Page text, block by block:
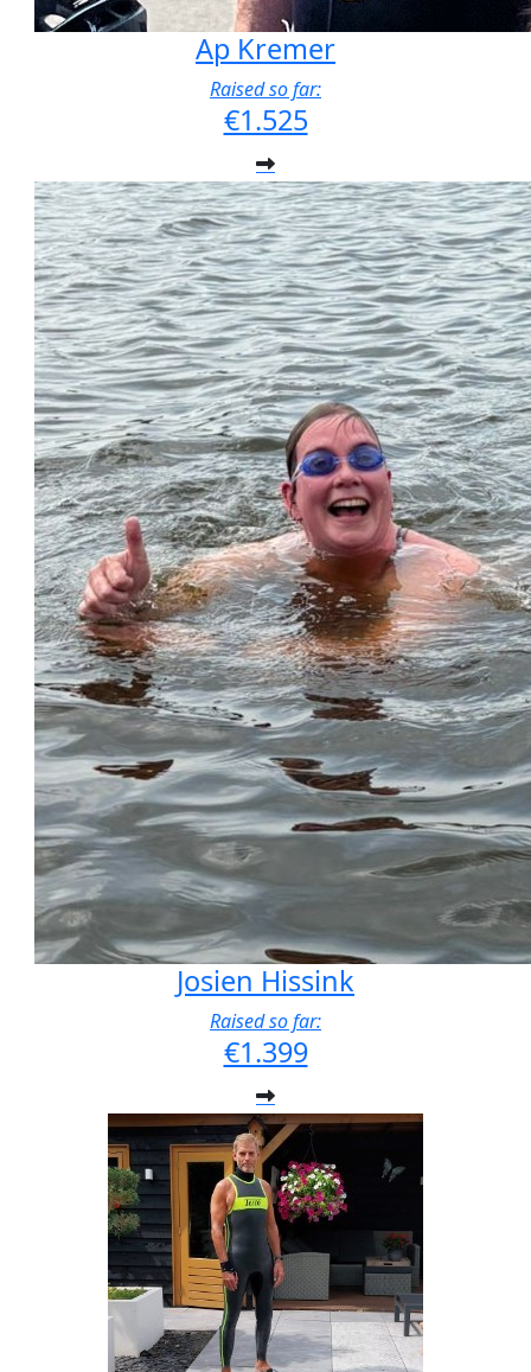
Ap Kremer
Raised so far:
€1.525
Josien Hissink
Raised so far:
€1.399